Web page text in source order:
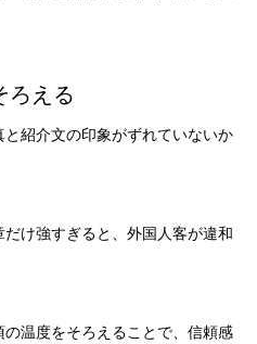
ろえる
紹介文の印象がずれていないか
け強すぎると、外国人客が違和
温度をそろえることで、信頼感